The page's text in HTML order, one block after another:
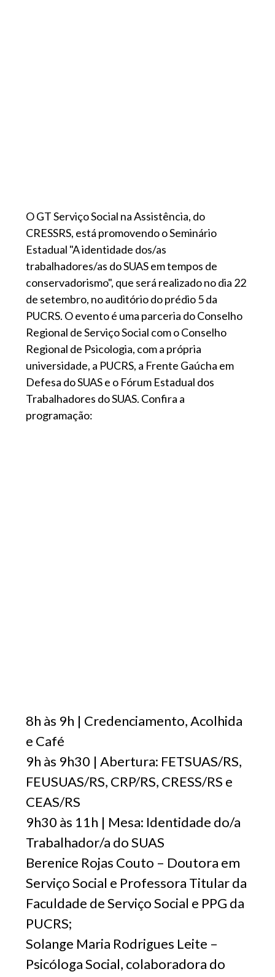
O GT Serviço Social na Assistência, do
CRESSRS, está promovendo o Seminário
Estadual "A identidade dos/as
trabalhadores/as do SUAS em tempos de
conservadorismo", que será realizado no dia 22
de setembro, no auditório do prédio 5 da
PUCRS. O evento é uma parceria do Conselho
Regional de Serviço Social com o Conselho
Regional de Psicologia, com a própria
universidade, a PUCRS, a Frente Gaúcha em
Defesa do SUAS e o Fórum Estadual dos
Trabalhadores do SUAS. Confira a
programação:
8h às 9h | Credenciamento, Acolhida
e Café
9h às 9h30 | Abertura: FETSUAS/RS,
FEUSUAS/RS, CRP/RS, CRESS/RS e
CEAS/RS
9h30 às 11h | Mesa: Identidade do/a
Trabalhador/a do SUAS
Berenice Rojas Couto – Doutora em
Serviço Social e Professora Titular da
Faculdade de Serviço Social e PPG da
PUCRS;
Solange Maria Rodrigues Leite –
Psicóloga Social, colaboradora do